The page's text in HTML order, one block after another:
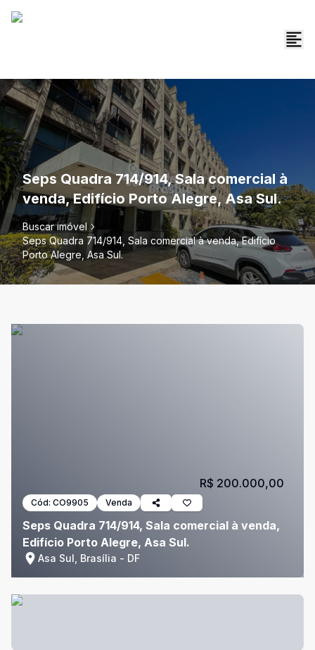
Seps Quadra 714/914, Sala comercial à
venda, Edifício Porto Alegre, Asa Sul.
Buscar imóvel
Seps Quadra 714/914, Sala comercial à venda, Edifício
Porto Alegre, Asa Sul.
Cód: CO9905 Venda
Seps Quadra 714/914, Sala comercial à venda,
Edifício Porto Alegre, Asa Sul.
Asa Sul, Brasília - DF
R$ 200.000,00